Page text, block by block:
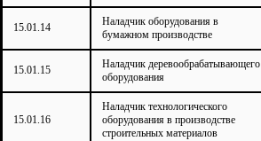
15.01.14
Наладчик оборудования в
бумажном производстве
15.01.15
Наладчик деревообрабатывающего
оборудования
15.01.16
Наладчик технологического
оборудования в производстве
строительных материалов